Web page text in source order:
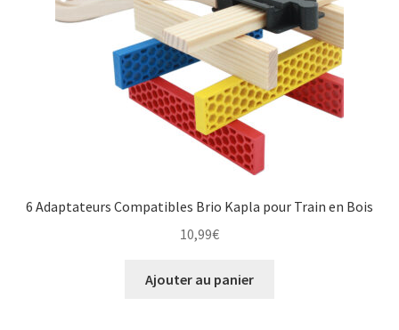
6 Adaptateurs Compatibles Brio Kapla pour Train en Bois
10,99€
Ajouter au panier